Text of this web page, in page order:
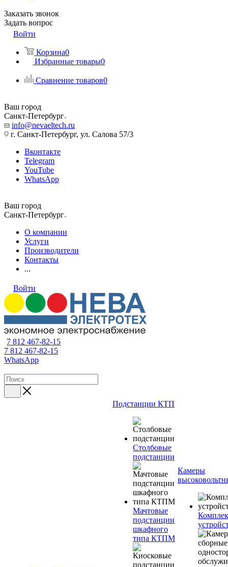
Заказать звонок
Задать вопрос
Войти
Корзина0
Избранные товары0
Сравнение товаров0
Ваш город
Санкт-Петербург
info@nevaeltech.ru
г. Санкт-Петербург, ул. Салова 57/3
Вконтакте
Telegram
YouTube
WhatsApp
Ваш город
Санкт-Петербург
О компании
Услуги
Производители
Контакты
...
Войти
7 812 467-82-15
7 812 467-82-15
WhatsApp
Подстанции КТП
Столбовые
подстанции
Мачтовые
подстанции
шкафного
типа КТПМ
Камеры